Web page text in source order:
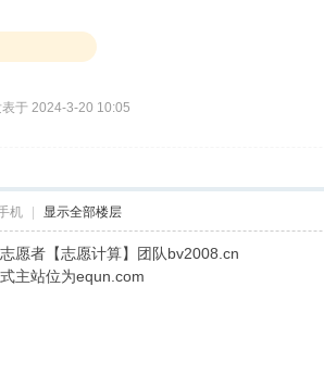
表于 2024-3-20 10:05
机 显示全部楼层
愿者【志愿计算】团队bv2008.cn
主站位为equn.com